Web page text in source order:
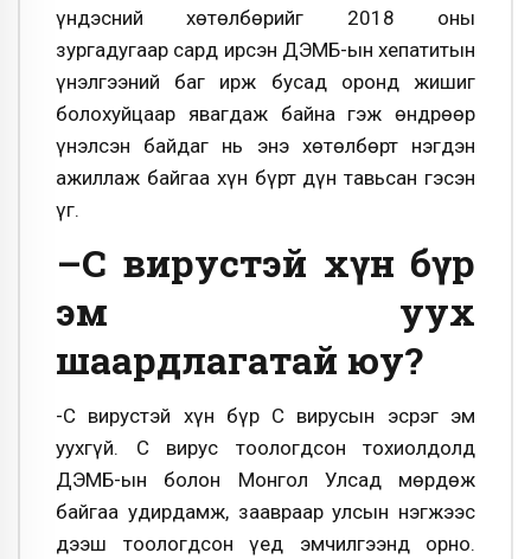
үндэсний хөтөлбөрийг 2018 оны
зургадугаар сард ирсэн ДЭМБ-ын хепатитын
үнэлгээний баг ирж бусад оронд жишиг
болохуйцаар явагдаж байна гэж өндрөөр
үнэлсэн байдаг нь энэ хөтөлбөрт нэгдэн
ажиллаж байгаа хүн бүрт дүн тавьсан гэсэн
үг.
–С вирустэй хүн бүр
эм уух
шаардлагатай юу?
-С вирустэй хүн бүр С вирусын эсрэг эм
уухгүй. С вирус тоологдсон тохиолдолд
ДЭМБ-ын болон Монгол Улсад мөрдөж
байгаа удирдамж, заавраар улсын нэгжээс
дээш тоологдсон үед эмчилгээнд орно.